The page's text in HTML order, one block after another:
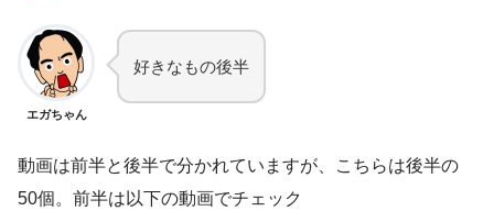
エガちゃん
好きなもの後半
動画は前半と後半で分かれていますが、こちらは後半の
50個。前半は以下の動画でチェック